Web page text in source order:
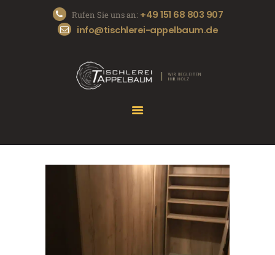
Rufen Sie uns an: +49 151 68 803 907
info@tischlerei-appelbaum.de
START
DIE TISCHLEREI
UNSERE SERVICES